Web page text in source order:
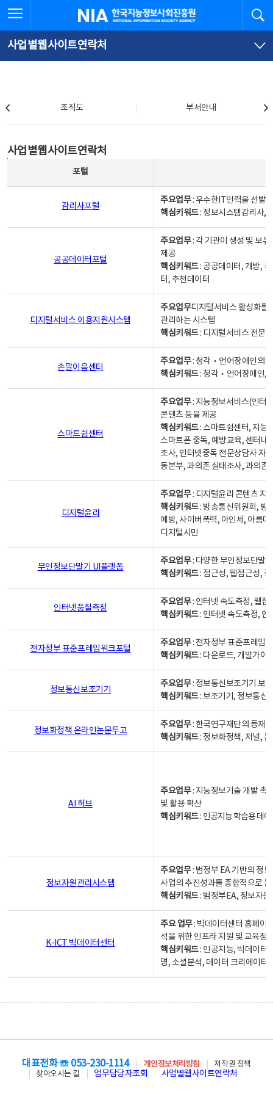
문
로
가
체
뉴
바
가
한국지능정보사회진흥원
사업별웹사이트연락처
조직도 부서안내
사업별웹사이트연락처
포털
감리사포털
주요업무: 우수한IT인력을 선발
핵심키워드: 정보시스템감리사,
공공데이터포털
주요업무: 각 기관이 생성 및 보
제공
핵심키워드: 공공데이터, 개방,
터, 추천데이터
디지털서비스 이용지원시스템
주요업무디지털서비스 활성화를
관리하는 시스템
핵심키워드: 디지털서비스 전문
손말이음센터
주요업무: 청각‧언어장애인의
핵심키워드: 청각‧언어장애인,
스마트쉼센터
주요업무: 지능정보서비스(인터
콘텐츠 등을 제공
핵심키워드: 스마트쉼센터, 지능
스마트폰 중독, 예방교육, 센터내
조사, 인터넷중독 전문상담사 자
동본부, 과의존 실태조사, 과의존
디지털윤리
주요업무: 디지털윤리 콘텐츠 지
핵심키워드: 방송통신위원회, 방
예방, 사이버폭력, 아인세, 아름
디지털시민
무인정보단말기 UI플랫폼
주요업무: 다양한 무인정보단말
핵심키워드: 접근성, 웹접근성,
인터넷품질측정
주요업무: 인터넷 속도측정, 웹접
핵심키워드: 인터넷 속도측정, 인
전자정부 표준프레임워크포털
주요업무: 전자정부 표준프레임
핵심키워드: 다운로드, 개발가이
정보통신보조기기
주요업무: 정보통신보조기기 보
핵심키워드: 보조기기, 정보통신
정보화정책 온라인논문투고
주요업무: 한국연구재단의 등재
핵심키워드: 정보화정책, 저널,
AI 허브
주요업무: 지능정보기술 개발 촉
및 활용 확산
핵심키워드: 인공지능 학습용 데
정보자원관리시스템
주요업무: 범정부 EA 기반의 정
사업의 추진성과를 종합적으로
핵심키워드: 범정부EA, 정보자
K-ICT 빅데이터센터
주요 업무: 빅데이터센터 홈페이
석을 위한 인프라 지원 및 교육정
핵심키워드: 인공지능, 빅데이터,
명, 소셜분석, 데이터 크리에이터
대표전화 ☏ 053-230-1114 개인정보처리방침
저작권 정책
찾아오시는 길
업무담당자조회 사업별웹사이트연락처